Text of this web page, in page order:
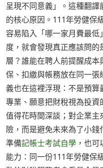
呈現不同意義」。這種翻
的核心原因。111年勞健保
容易陷入「哪一家月費最
度，就會發現真正應該問
層？誰能在聘人前提醒成
保、扣繳與帳務放在同一
義也在這裡浮現：不是預
專業、願意把財稅視為投
值得花時間深談；對企業
險，而是避免未來為了小
準備記帳士考試自學 ，也
能力：同一份111年勞健保